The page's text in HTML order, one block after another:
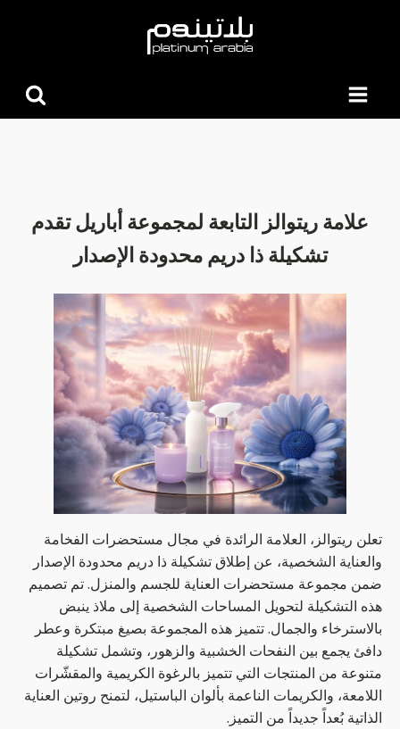
البحث
علامة ريتوالز التابعة لمجموعة أباريل تقدم
تشكيلة ذا دريم محدودة الإصدار
تعلن ريتوالز، العلامة الرائدة في مجال مستحضرات الفخامة
والعناية الشخصية، عن إطلاق تشكيلة ذا دريم محدودة الإصدار
ضمن مجموعة مستحضرات العناية للجسم والمنزل. تم تصميم
هذه التشكيلة لتحويل المساحات الشخصية إلى ملاذ ينبض
بالاسترخاء والجمال. تتميز هذه المجموعة بصيغ مبتكرة وعطر
دافئ يجمع بين النفحات الخشبية والزهور، وتشمل تشكيلة
متنوعة من المنتجات التي تتميز بالرغوة الكريمية والمقشّرات
اللامعة، والكريمات الناعمة بألوان الباستيل، لتمنح روتين العناية
الذاتية بُعداً جديداً من التميز.